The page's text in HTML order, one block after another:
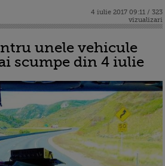
4 iulie 2017 09:11 / 323
vizualizari
unele vehicule
scumpe din 4 iulie